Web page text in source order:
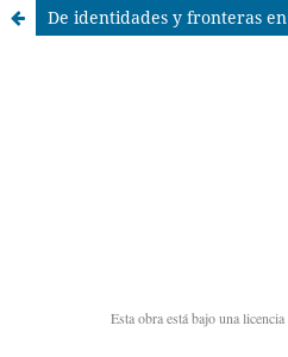
De identidades y fronteras